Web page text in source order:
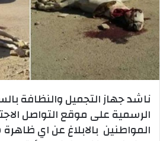
ناشد جهاز التجميل والنظافة
الرسمية على موقع التواصل
المواطنين بالابلاغ عن اي